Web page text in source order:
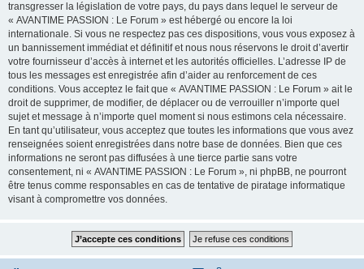
transgresser la législation de votre pays, du pays dans lequel le serveur de
« AVANTIME PASSION : Le Forum » est hébergé ou encore la loi
internationale. Si vous ne respectez pas ces dispositions, vous vous exposez à
un bannissement immédiat et définitif et nous nous réservons le droit d’avertir
votre fournisseur d’accès à internet et les autorités officielles. L’adresse IP de
tous les messages est enregistrée afin d’aider au renforcement de ces
conditions. Vous acceptez le fait que « AVANTIME PASSION : Le Forum » ait le
droit de supprimer, de modifier, de déplacer ou de verrouiller n’importe quel
sujet et message à n’importe quel moment si nous estimons cela nécessaire.
En tant qu’utilisateur, vous acceptez que toutes les informations que vous avez
renseignées soient enregistrées dans notre base de données. Bien que ces
informations ne seront pas diffusées à une tierce partie sans votre
consentement, ni « AVANTIME PASSION : Le Forum », ni phpBB, ne pourront
être tenus comme responsables en cas de tentative de piratage informatique
visant à compromettre vos données.